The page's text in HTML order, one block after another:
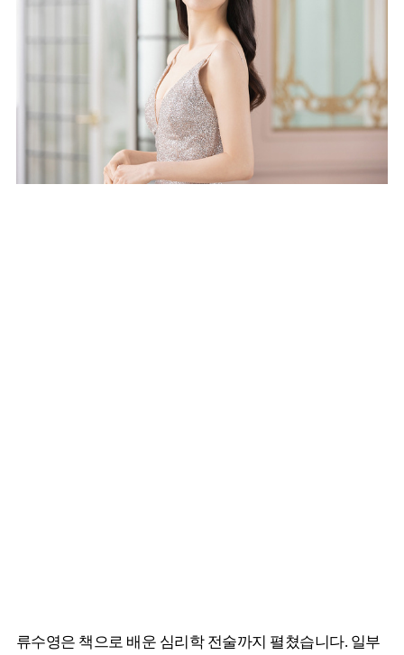
류수영은 책으로 배운 심리학 전술까지 펼쳤습니다. 일부